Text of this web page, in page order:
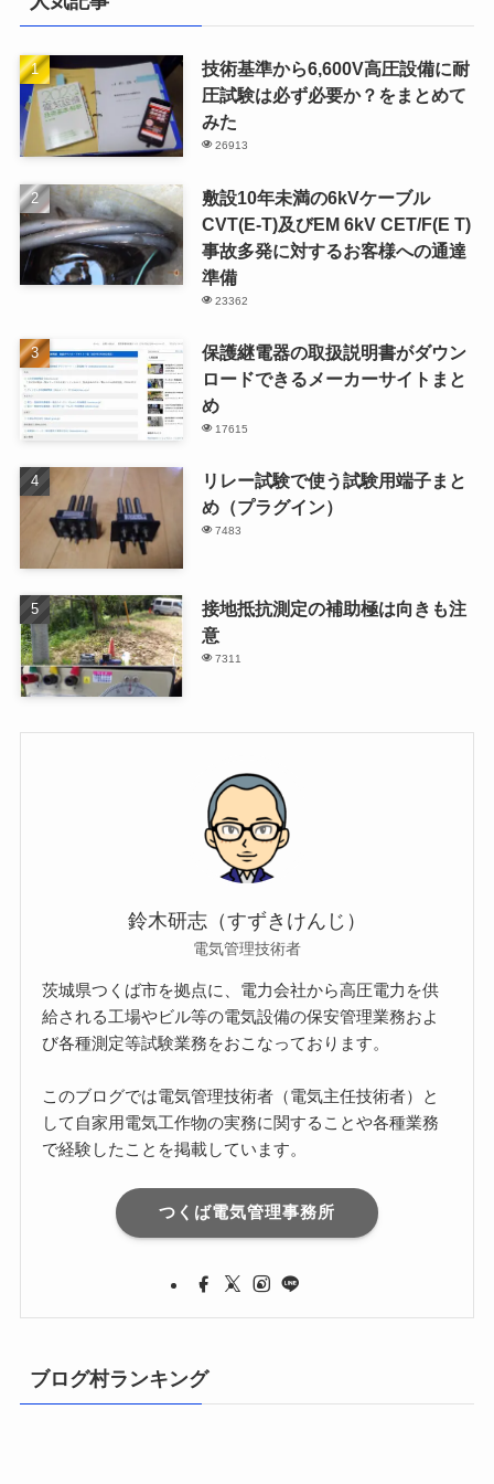
技術基準から6,600V高圧設備に耐
圧試験は必ず必要か？をまとめて
みた
26913
敷設10年未満の6kVケーブル
CVT(E-T)及びEM 6kV CET/F(E T)
事故多発に対するお客様への通達
準備
23362
保護継電器の取扱説明書がダウン
ロードできるメーカーサイトまと
め
17615
リレー試験で使う試験用端子まと
め（プラグイン）
7483
接地抵抗測定の補助極は向きも注
意
7311
鈴木研志（すずきけんじ）
電気管理技術者
茨城県つくば市を拠点に、電力会社から高圧電力を供
給される工場やビル等の電気設備の保安管理業務およ
び各種測定等試験業務をおこなっております。
このブログでは電気管理技術者（電気主任技術者）と
して自家用電気工作物の実務に関することや各種業務
で経験したことを掲載しています。
つくば電気管理事務所
ブログ村ランキング